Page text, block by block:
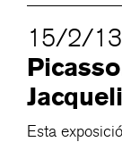
15/2/13
Esta